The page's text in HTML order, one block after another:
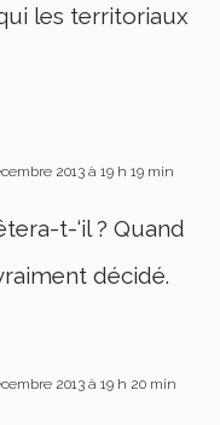
les territoriaux
2013 à 19 h 19 min
t-‘il ? Quand
décidé.
2013 à 19 h 20 min